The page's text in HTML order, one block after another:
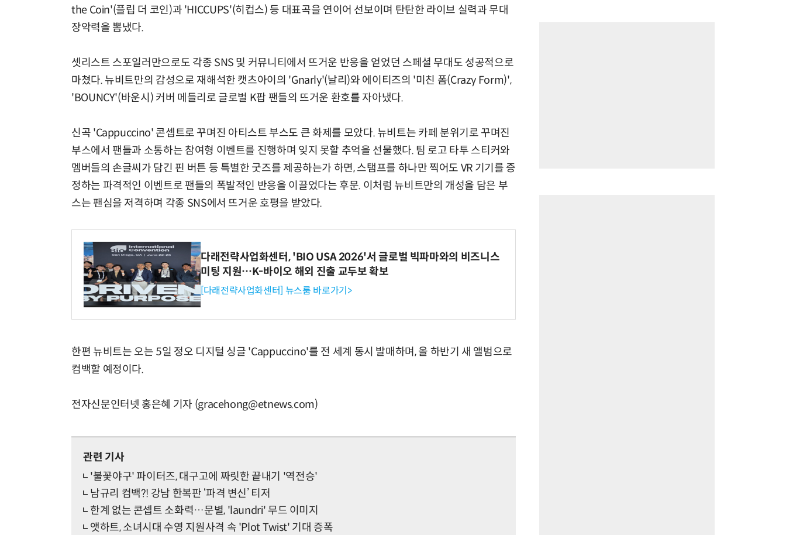
the Coin'(플립 더 코인)과 'HICCUPS'(히컵스) 등 대표곡을 연이어 선보이며 탄탄한 라이브 실력과 무대
장악력을 뽐냈다.
셋리스트 스포일러만으로도 각종 SNS 및 커뮤니티에서 뜨거운 반응을 얻었던 스페셜 무대도 성공적으로
마쳤다. 뉴비트만의 감성으로 재해석한 캣츠아이의 'Gnarly'(날리)와 에이티즈의 '미친 폼(Crazy Form)',
'BOUNCY'(바운시) 커버 메들리로 글로벌 K팝 팬들의 뜨거운 환호를 자아냈다.
신곡 'Cappuccino' 콘셉트로 꾸며진 아티스트 부스도 큰 화제를 모았다. 뉴비트는 카페 분위기로 꾸며진
부스에서 팬들과 소통하는 참여형 이벤트를 진행하며 잊지 못할 추억을 선물했다. 팀 로고 타투 스티커와
멤버들의 손글씨가 담긴 핀 버튼 등 특별한 굿즈를 제공하는가 하면, 스탬프를 하나만 찍어도 VR 기기를 증
정하는 파격적인 이벤트로 팬들의 폭발적인 반응을 이끌었다는 후문. 이처럼 뉴비트만의 개성을 담은 부
스는 팬심을 저격하며 각종 SNS에서 뜨거운 호평을 받았다.
다래전략사업화센터, 'BIO USA 2026'서 글로벌 빅파마와의 비즈니스
미팅 지원…K-바이오 해외 진출 교두보 확보
[다래전략사업화센터] 뉴스룸 바로가기>
한편 뉴비트는 오는 5일 정오 디지털 싱글 'Cappuccino'를 전 세계 동시 발매하며, 올 하반기 새 앨범으로
컴백할 예정이다.
전자신문인터넷 홍은혜 기자 (gracehong@etnews.com)
관련 기사
'불꽃야구' 파이터즈, 대구고에 짜릿한 끝내기 '역전승'
남규리 컴백?! 강남 한복판 ‘파격 변신’ 티저
한계 없는 콘셉트 소화력…문별, 'laundri' 무드 이미지
앳하트, 소녀시대 수영 지원사격 속 'Plot Twist' 기대 증폭